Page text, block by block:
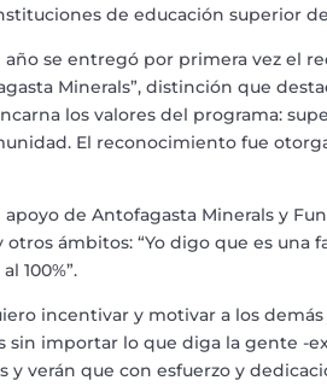
de educación superior
se entregó por primera vez el
Minerals”, distinción que
los valores del programa:
El reconocimiento fue
de Antofagasta Minerals y
ámbitos: “Yo digo que es una
100%”.
incentivar y motivar a los
sin importar lo que diga la gente -
y verán que con esfuerzo y